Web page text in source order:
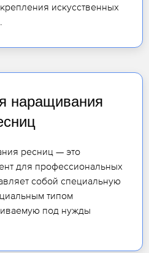
искусственных
наращивания
ресниц — это
для профессиональных
собой специальную
типом
под нужды